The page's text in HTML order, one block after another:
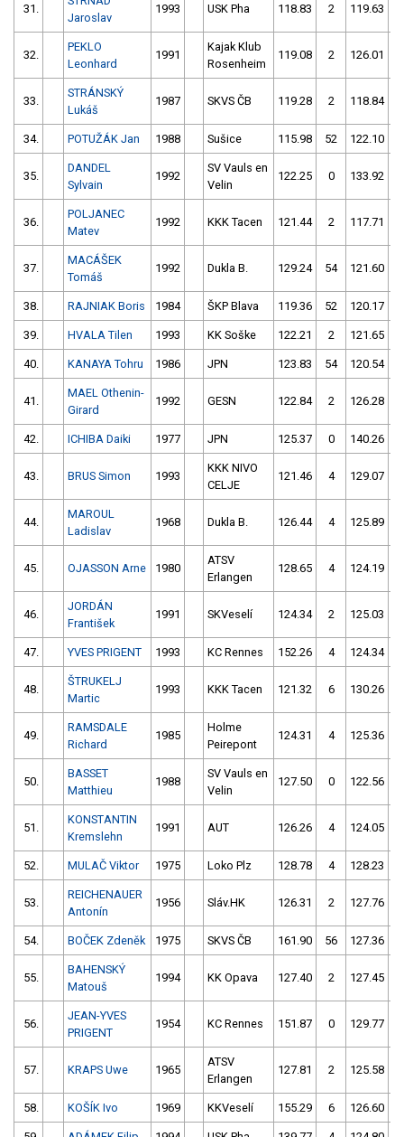
31.
Jaroslav
1993 USK Pha 118.83 2 119.63
32.
PEKLO
Leonhard
1991
Kajak Klub
Rosenheim
119.08 2 126.01
33.
STRÁNSKÝ
Lukáš
1987 SKVS ČB 119.28 2 118.84
34. POTUŽÁK Jan 1988 Sušice 115.98 52 122.10
35.
DANDEL
Sylvain
1992
SV Vauls en
Velin
122.25 0 133.92
36.
POLJANEC
Matev
1992 KKK Tacen 121.44 2 117.71
37.
MACÁŠEK
Tomáš
1992 Dukla B. 129.24 54 121.60
38. RAJNIAK Boris 1984 ŠKP Blava 119.36 52 120.17
39. HVALA Tilen 1993 KK Soške 122.21 2 121.65
40. KANAYA Tohru 1986 JPN 123.83 54 120.54
41.
MAEL Othenin-
Girard
1992 GESN 122.84 2 126.28
42. ICHIBA Daiki 1977 JPN 125.37 0 140.26
43. BRUS Simon 1993
KKK NIVO
CELJE
121.46 4 129.07
44.
MAROUL
Ladislav
1968 Dukla B. 126.44 4 125.89
45. OJASSON Arne 1980
ATSV
Erlangen
128.65 4 124.19
46.
JORDÁN
František
1991 SKVeselí 124.34 2 125.03
47. YVES PRIGENT 1993 KC Rennes 152.26 4 124.34
48.
ŠTRUKELJ
Martic
1993 KKK Tacen 121.32 6 130.26
49.
RAMSDALE
Richard
1985
Holme
Peirepont
124.31 4 125.36
50.
BASSET
Matthieu
1988
SV Vauls en
Velin
127.50 0 122.56
51.
KONSTANTIN
Kremslehn
1991 AUT 126.26 4 124.05
52. MULAČ Viktor 1975 Loko Plz 128.78 4 128.23
53.
REICHENAUER
Antonín
1956 Sláv.HK 126.31 2 127.76
54. BOČEK Zdeněk 1975 SKVS ČB 161.90 56 127.36
55.
BAHENSKÝ
Matouš
1994 KK Opava 127.40 2 127.45
56.
JEAN-YVES
PRIGENT
1954 KC Rennes 151.87 0 129.77
57. KRAPS Uwe 1965
ATSV
Erlangen
127.81 2 125.58
58. KOŠÍK Ivo 1969 KKVeselí 155.29 6 126.60